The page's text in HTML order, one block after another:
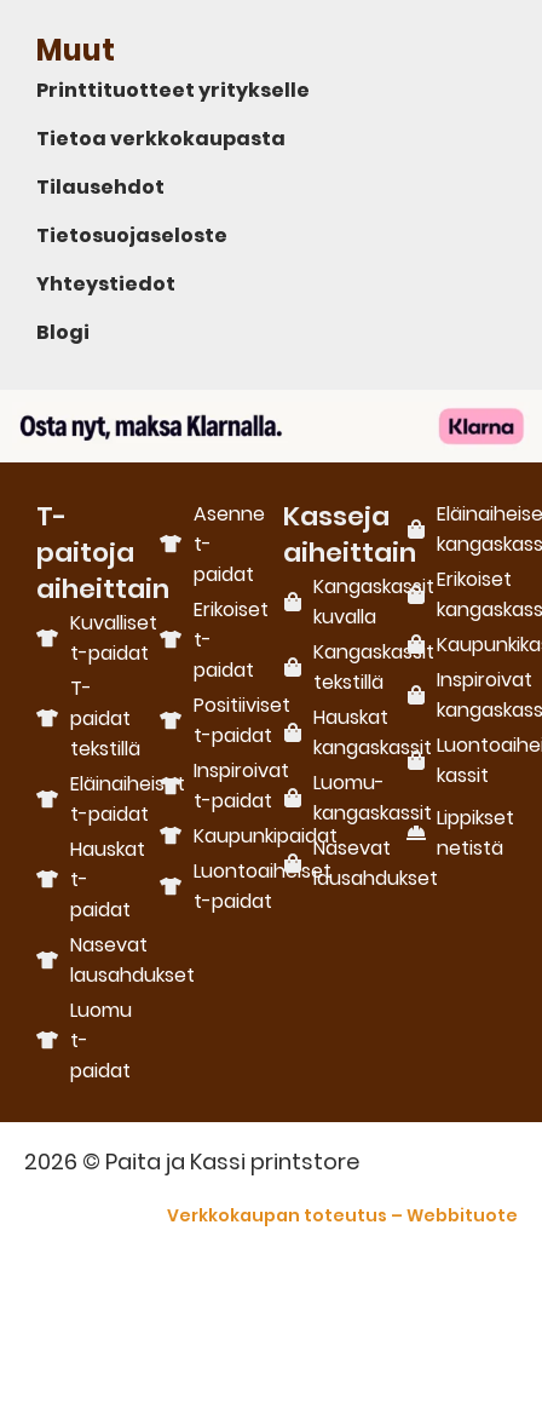
Muut
Printtituotteet yritykselle
Tietoa verkkokaupasta
Tilausehdot
Tietosuojaseloste
Yhteystiedot
Blogi
T-
paitoja
aiheittain
Kuvalliset
t-paidat
T-
paidat
tekstillä
Eläinaiheiset
t-paidat
Hauskat
t-
paidat
Nasevat
lausahdukset
Luomu
t-
paidat
Asenne
t-
paidat
Erikoiset
t-
paidat
Positiiviset
t-paidat
Inspiroivat
t-paidat
Kaupunkipaidat
Luontoaiheiset
t-paidat
Kasseja
aiheittain
Kangaskassit
kuvalla
Kangaskassit
tekstillä
Hauskat
kangaskassit
Luomu­
kangaskassit
Nasevat
lausahdukset
Erikoiset
Inspiroivat
kassit
Lippikset
netistä
2026 © Paita ja Kassi printstore
Verkkokaupan toteutus – Webbituote